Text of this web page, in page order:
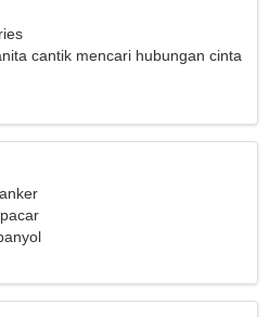
cantik mencari hubungan cinta